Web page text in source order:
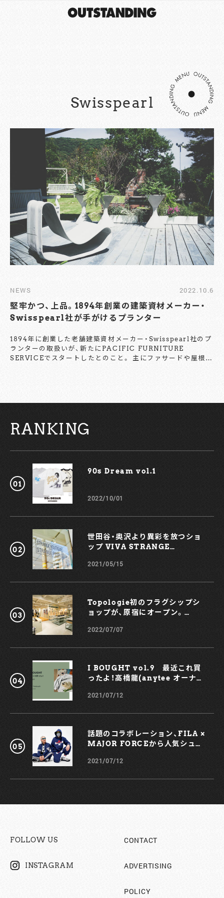
Swisspearl
NEWS 2022.10.6
堅牢かつ、上品。1894年創業の建築資材メーカー・
Swisspearl社が手がけるプランター
1894年に創業した老舗建築資材メーカー・Swisspearl社のプ
ランターの取扱いが、新たにPACIFIC FURNITURE
SERVICEでスタートしたとのこと。 主にファサードや屋根に
ュジエ）、Oscar Niemeyer（オスカー・ニーマイヤー）、Alvar
にも使用されてきたSwisspearlのファイバーセメント。ぜひ
ともその目で魅力を確かめてみよう。恵比寿のPACIFIC
PACIFIC FURNITURE SERVICE
東京都渋谷区恵比寿南1-20-4
TEL：03-3710-9865
https://www.pfsonline.jp/
RANKING
90s Dream vol.1￼
2022/10/01
世田谷・奥沢より異彩を放つショ
ップ VIVA STRANGE
2021/05/15
Topologie初のフラグシップシ
ョップが、原宿にオープン。
も！
2022/07/07
I BOUGHT vol.9 最近これ買
ったよ！高橋龍(anytee オーナ
2021/07/12
話題のコラボレーション、FILA ×
MAJOR FORCEから人気シュー
2021/07/12
FOLLOW US
INSTAGRAM
CONTACT
ADVERTISING
POLICY